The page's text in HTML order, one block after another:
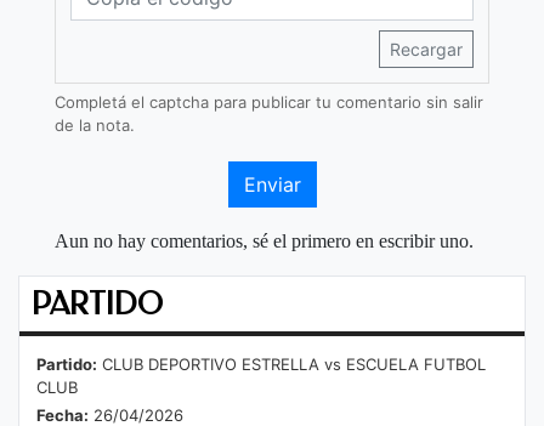
Recargar
Completá el captcha para publicar tu comentario sin salir
de la nota.
Enviar
Aun no hay comentarios, sé el primero en escribir uno.
PARTIDO
Partido: CLUB DEPORTIVO ESTRELLA vs ESCUELA FUTBOL
CLUB
Fecha: 26/04/2026